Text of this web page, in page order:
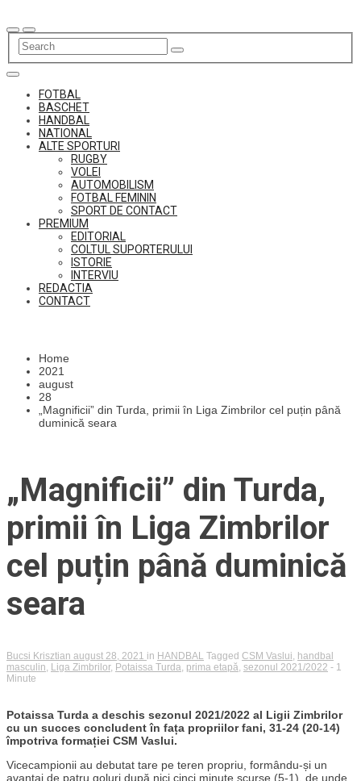
to
content
FOTBAL
BASCHET
HANDBAL
NATIONAL
ALTE SPORTURI
RUGBY
VOLEI
AUTOMOBILISM
FOTBAL FEMININ
SPORT DE CONTACT
PREMIUM
EDITORIAL
COLTUL SUPORTERULUI
ISTORIE
INTERVIU
REDACTIA
CONTACT
Home
2021
august
28
„Magnificii” din Turda, primii în Liga Zimbrilor cel puțin până
duminică seara
„Magnificii” din Turda,
primii în Liga Zimbrilor
cel puțin până duminică
seara
Bucsi Krisztian august 28, 2021 in HANDBAL Tagged CSM Vaslui handbal
masculin Liga Zimbrilor, Potaissa Turda prima etapă sezonul 2021/2022 - 1
Minute
Potaissa Turda a deschis sezonul 2021/2022 al Ligii Zimbrilor
cu un succes concludent în fața propriilor fani, 31-24 (20-14)
împotriva formației CSM Vaslui.
Vicecampionii au debutat tare pe teren propriu, formându-și un
avantaj de patru goluri după nici cinci minute scurse (5-1), de unde